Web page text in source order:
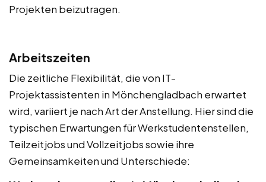
Projekten beizutragen.
Arbeitszeiten
Die zeitliche Flexibilität, die von IT-
Projektassistenten in Mönchengladbach erwartet
wird, variiert je nach Art der Anstellung. Hier sind die
typischen Erwartungen für Werkstudentenstellen,
Teilzeitjobs und Vollzeitjobs sowie ihre
Gemeinsamkeiten und Unterschiede: